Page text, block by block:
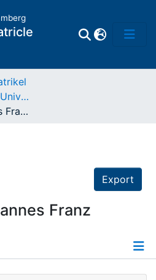
Matrikel der älteren Universität
Eisentraut, Johannes Franz
Export
Franz
Details